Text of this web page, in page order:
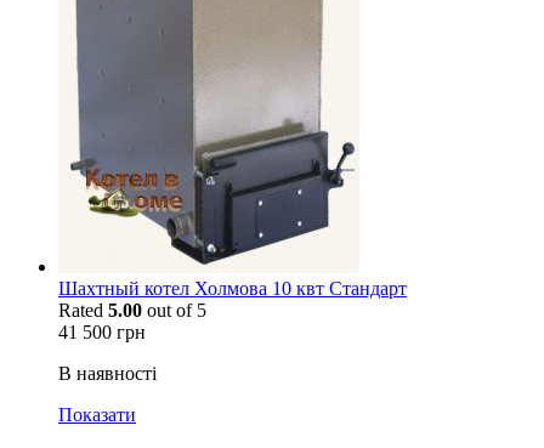
Шахтный котел Холмова 10 квт Стандарт
Rated 5.00 out of 5
41 500 грн
В наявності
Показати